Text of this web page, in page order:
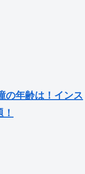
の年齢は！インス